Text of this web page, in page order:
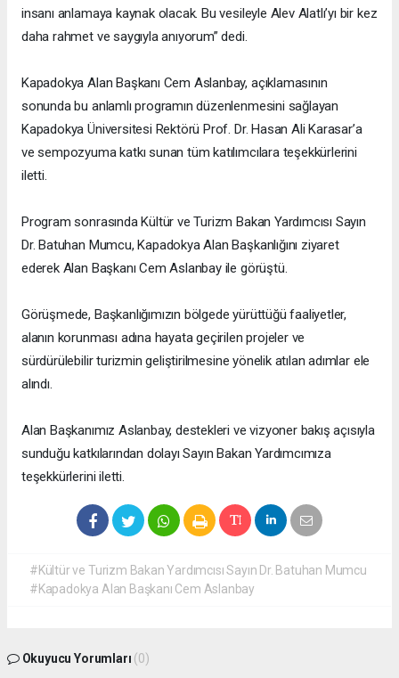
insanı anlamaya kaynak olacak. Bu vesileyle Alev Alatlı’yı bir kez
daha rahmet ve saygıyla anıyorum” dedi.
Kapadokya Alan Başkanı Cem Aslanbay, açıklamasının
sonunda bu anlamlı programın düzenlenmesini sağlayan
Kapadokya Üniversitesi Rektörü Prof. Dr. Hasan Ali Karasar’a
ve sempozyuma katkı sunan tüm katılımcılara teşekkürlerini
iletti.
Program sonrasında Kültür ve Turizm Bakan Yardımcısı Sayın
Dr. Batuhan Mumcu, Kapadokya Alan Başkanlığını ziyaret
ederek Alan Başkanı Cem Aslanbay ile görüştü.
Görüşmede, Başkanlığımızın bölgede yürüttüğü faaliyetler,
alanın korunması adına hayata geçirilen projeler ve
sürdürülebilir turizmin geliştirilmesine yönelik atılan adımlar ele
alındı.
Alan Başkanımız Aslanbay, destekleri ve vizyoner bakış açısıyla
sunduğu katkılarından dolayı Sayın Bakan Yardımcımıza
teşekkürlerini iletti.
#Kültür ve Turizm Bakan Yardımcısı Sayın Dr. Batuhan Mumcu
#Kapadokya Alan Başkanı Cem Aslanbay
Okuyucu Yorumları (0)